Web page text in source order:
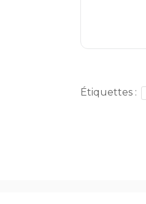
Étiquettes :